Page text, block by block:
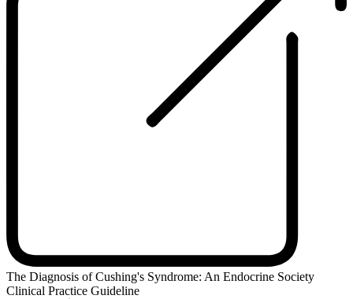
The Diagnosis of Cushing's Syndrome: An Endocrine Society
Clinical Practice Guideline